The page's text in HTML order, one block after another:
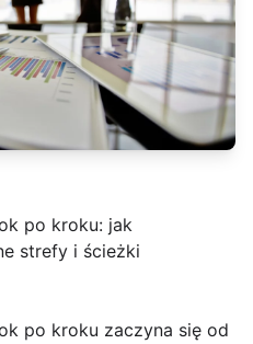
po kroku: jak
strefy i ścieżki
po kroku zaczyna się od